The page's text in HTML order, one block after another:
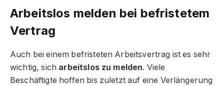
Arbeitslos melden bei befristetem
Vertrag
Auch bei einem befristeten Arbeitsvertrag ist es sehr
wichtig, sich arbeitslos zu melden. Viele
Beschäftigte hoffen bis zuletzt auf eine Verlängerung